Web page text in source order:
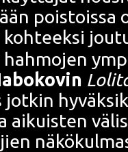
koh­teek­si
hah­mo­jen
in
jot­kin
aikuis­ten